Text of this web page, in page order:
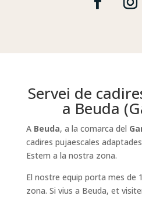
Servei de
a Beuda
A Beuda, a la comarca del
cadires pujaescales
Estem a la nostra zona.
El nostre equip porta mes de
zona. Si vius a Beuda, et